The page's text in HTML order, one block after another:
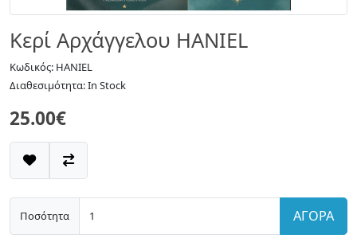
Κερί Αρχάγγελου HANIEL
Κωδικός: HANIEL
Διαθεσιμότητα: In Stock
25.00€
Ποσότητα ΑΓΟΡΑ